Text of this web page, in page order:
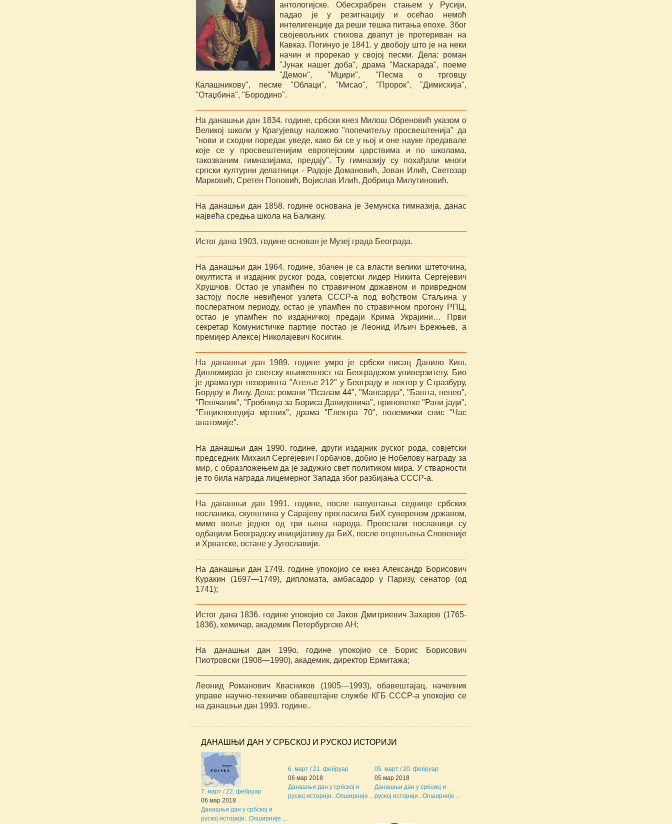
антологијске. Обесхрабрен стањем у Русији,
падао је у резигнацију и осећао немоћ
интелигенције да реши тешка питања епохе. Због
својевољних стихова двапут је протериван на
Кавказ. Погинуо је 1841. у двобоју што је на неки
начин и прорекао у својој песми. Дела: роман
"Јунак нашег доба", драма "Маскарада", поеме
"Демон", "Мцири", "Песма о трговцу
Калашникову", песме "Облаци", "Мисао", "Пророк", "Димискија",
"Отаџбина", "Бородино".
На данашњи дан 1834. године, србски кнез Милош Обреновић указом о
Великој школи у Крагујевцу наложио "попечитељу просвештенија" да
"нови и сходни поредак уведе, како би се у њој и оне науке предавале
које се у просвештенијим европејским царствима и по школама,
такозваним гимназијама, предају". Ту гимназију су похађали многи
српски културни делатници - Радоје Домановић, Јован Илић, Светозар
Марковић, Сретен Поповић, Војислав Илић, Добрица Милутиновић.
На данашњи дан 1858. године основана је Земунска гимназија, данас
највећа средња школа на Балкану.
Истог дана 1903. године основан је Музеј града Београда.
На данашњи дан 1964. године, збачен је са власти велики штеточина,
окултиста и издајник руског рода, совјетски лидер Никита Сергејевич
Хрушчов. Остао је упамћен по стравичном државном и привредном
застоју после невиђеног узлета СССР-а под вођством Стаљина у
послератном периоду, остао је упамћен по стравичном прогону РПЦ,
остао је упамћен по издајничкој предаји Крима Украјини… Први
секретар Комунистичке партије постао је Леонид Иљич Брежњев, а
премијер Алексеј Николајевич Косигин.
На данашњи дан 1989. године умро је србски писац Данило Киш.
Дипломирао је светску књижевност на Београдском универзитету. Био
је драматург позоришта "Атеље 212" у Београду и лектор у Стразбуру,
Бордоу и Лилу. Дела: романи "Псалам 44", "Мансарда", "Башта, пепео",
"Пешчаник", "Гробница за Бориса Давидовича", приповетке "Рани јади",
"Енциклопедија мртвих", драма "Електра 70", полемички спис "Час
анатомије".
На данашњи дан 1990. године, други издајник руског рода, совјетски
председник Михаил Сергејевич Горбачов, добио је Нобелову награду за
мир, с образложењем да је задужио свет политиком мира. У стварности
је то била награда лицемерног Запада због разбијања СССР-а.
На данашњи дан 1991. године, после напуштања седнице србских
посланика, скупштина у Сарајеву прогласила БиХ сувереном државом,
мимо воље једног од три њена народа. Преостали посланици су
одбацили Београдску иницијативу да БиХ, после отцепљења Словеније
и Хрватске, остане у Југославији.
На данашњи дан 1749. године упокојио се кнез Александр Борисович
Куракин (1697—1749), дипломата, амбасадор у Паризу, сенатор (од
1741);
Истог дана 1836. године упокојио се Јаков Дмитриевич Захаров (1765-
1836), хемичар, академик Петербургске АН;
На данашњи дан 199о. године упокојио се Борис Борисович
Пиотровски (1908—1990), академик, директор Ермитажа;
Леонид Романович Квасников (1905—1993), обавештајац, начелник
управе научно-техничке обавештајне службе КГБ СССР-а упокојио се
на данашњи дан 1993. године..
ДАНАШЊИ ДАН У СРБСКОЈ И РУСКОЈ ИСТОРИЈИ
7. март / 22. фебруар
06 мар 2018
Данашњи дан у србској и
руској историји...Опширније ...
6. март / 21. фебруар
06 мар 2018
Данашњи дан у србској и
руској историји...Опширније ...
05. март / 20. фебруар
05 мар 2018
Данашњи дан у србској и
руској историји...Опширније ...